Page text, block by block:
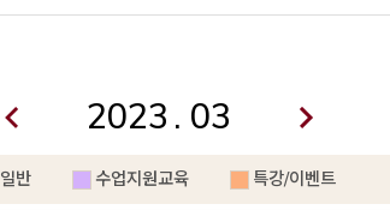
.
일반 수업지원교육 특강/이벤트